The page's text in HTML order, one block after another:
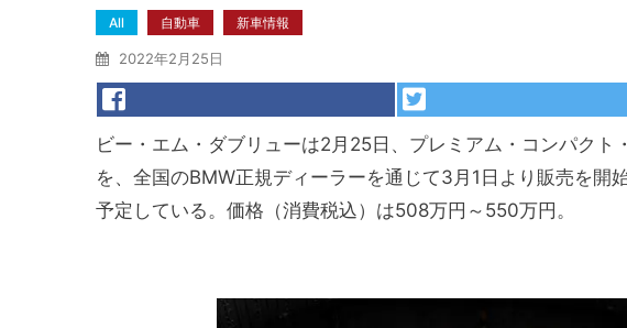
All 自動車 新車情報
2022年2月25日
ビー・エム・ダブリューは2月25日、プレミアム・コンパク
を、全国のBMW正規ディーラーを通じて3月1日より販売を開
予定している。価格（消費税込）は508万円～550万円。